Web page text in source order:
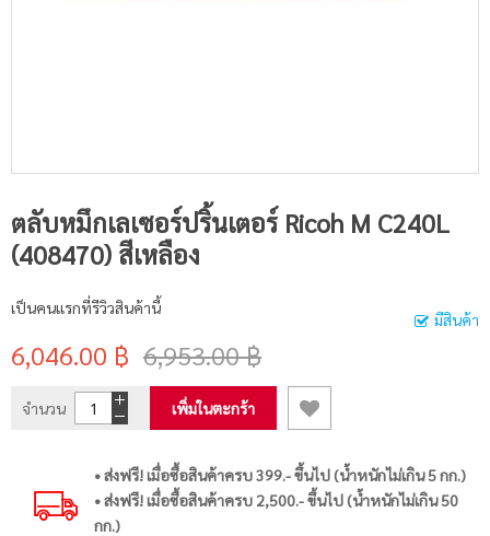
ตลับหมึกเลเซอร์ปริ้นเตอร์ Ricoh M C240L
(408470) สีเหลือง
มีสินค้า
เป็นคนแรกที่รีวิวสินค้านี้
6,046.00 ฿ 6,953.00 ฿
จำนวน เพิ่มในตะกร้า
• ส่งฟรี! เมื่อซื้อสินค้าครบ 399.- ขึ้นไป (น้ำหนักไม่เกิน 5 กก.)
• ส่งฟรี! เมื่อซื้อสินค้าครบ 2,500.- ขึ้นไป (น้ำหนักไม่เกิน 50
กก.)